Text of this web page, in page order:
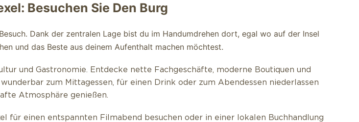
Besuchen Sie Den Burg
Dank der zentralen Lage bist du im Handumdrehen dort, egal wo auf der Insel
und das Beste aus deinem Aufenthalt machen möchtest.
und Gastronomie. Entdecke nette Fachgeschäfte, moderne Boutiquen und
zum Mittagessen, für einen Drink oder zum Abendessen niederlassen
Atmosphäre genießen.
für einen entspannten Filmabend besuchen oder in einer lokalen Buchhandlung